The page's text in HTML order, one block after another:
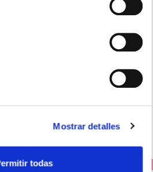
Mostrar detalles
todas
COMPLEX (90 CAPSULAS)